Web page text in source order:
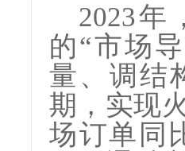
2023
的“市场
量、调结
期，实现
场订单同